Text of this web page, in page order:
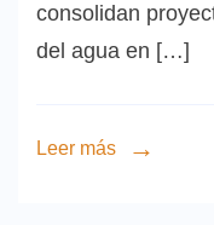
consolidan
del agua en […]
Leer más